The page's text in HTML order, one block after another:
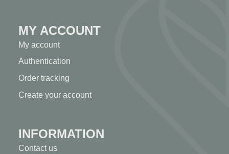
MY ACCOUNT
My account
Authentication
Order tracking
Create your account
INFORMATION
Contact us